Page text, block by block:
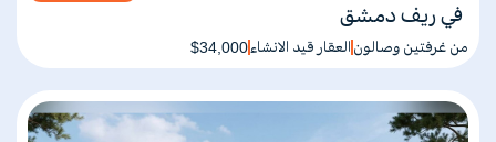
في ريف دمشق
من غرفتين وصالونالعقار قيد الانشاء$34,000